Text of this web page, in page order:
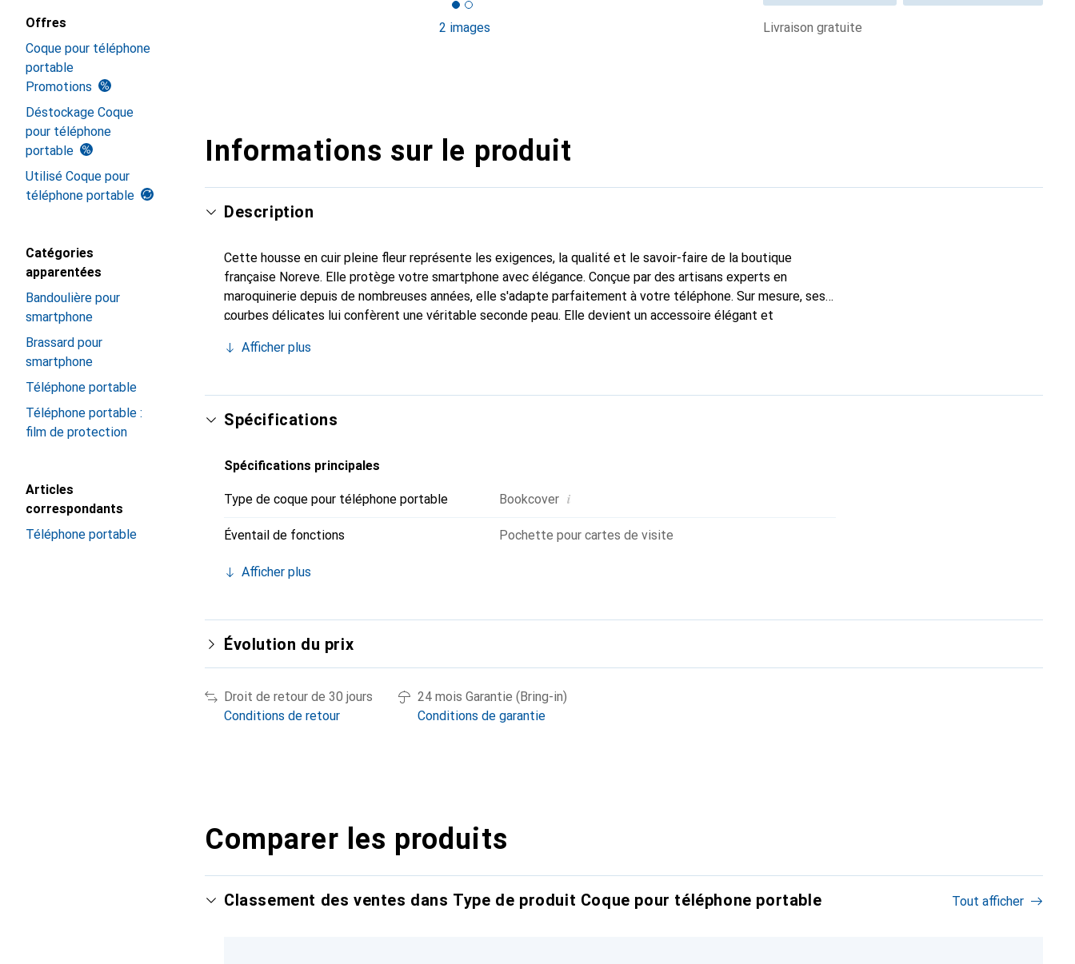
Offres
Coque pour téléphone
portable
Promotions
Déstockage Coque
pour téléphone
portable
Utilisé Coque pour
téléphone portable
Catégories
apparentées
Bandoulière pour
smartphone
Brassard pour
smartphone
Téléphone portable
Téléphone portable :
film de protection
Articles
correspondants
Téléphone portable
2 images livraison gratuite
Informations sur le produit
Description
Cette housse en cuir pleine fleur représente les exigences, la qualité et le savoir-faire de la boutique
française Noreve. Elle protège votre smartphone avec élégance. Conçue par des artisans experts en
maroquinerie depuis de nombreuses années, elle s'adapte parfaitement à votre téléphone. Sur mesure, ses
courbes délicates lui confèrent une véritable seconde peau. Elle devient un accessoire élégant et
marque Noreve est un choix sûr pour une clientèle exigeante.
Afficher plus
Spécifications
Spécifications principales
Type de coque pour téléphone portable Bookcover i
Éventail de fonctions Pochette pour cartes de visite
Afficher plus
Évolution du prix
Droit de retour de 30 jours
Conditions de retour
24 mois Garantie (Bring-in)
Conditions de garantie
Comparer les produits
Classement des ventes dans Type de produit Coque pour téléphone portable Tout afficher